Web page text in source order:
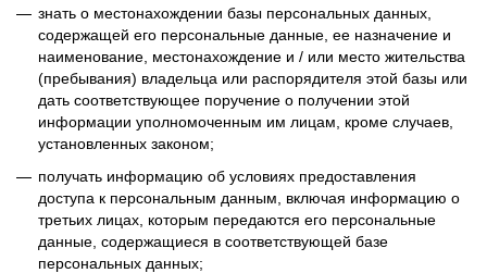
знать о местонахождении базы персональных данных,
содержащей его персональные данные, ее назначение и
наименование, местонахождение и / или место жительства
(пребывания) владельца или распорядителя этой базы или
дать соответствующее поручение о получении этой
информации уполномоченным им лицам, кроме случаев,
установленных законом;
получать информацию об условиях предоставления
доступа к персональным данным, включая информацию о
третьих лицах, которым передаются его персональные
данные, содержащиеся в соответствующей базе
персональных данных;